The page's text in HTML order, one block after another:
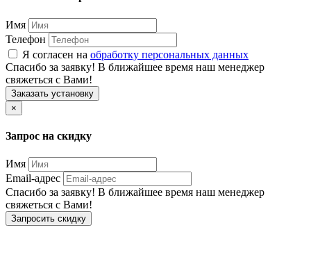
Имя
Телефон
Я согласен на обработку персональных данных
Спасибо за заявку! В ближайшее время наш менеджер
свяжеться с Вами!
Заказать установку
×
Запрос на скидку
Имя
Email-адрес
Спасибо за заявку! В ближайшее время наш менеджер
свяжеться с Вами!
Запросить скидку